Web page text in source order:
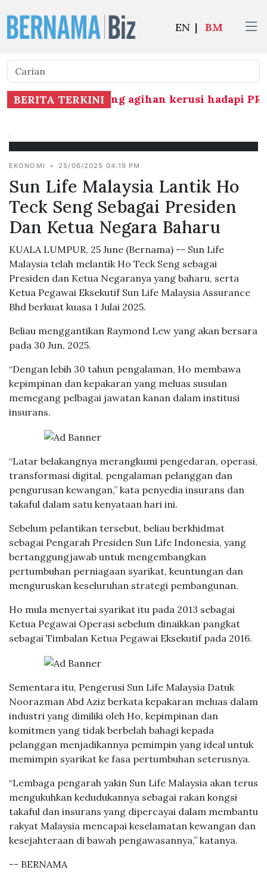
EN | BM
BERITA TERKINI
BN berhubung agihan kerusi hadapi
EKONOMI • 25/06/2025 04:19 PM
Sun Life Malaysia Lantik Ho
Teck Seng Sebagai Presiden
Dan Ketua Negara Baharu
KUALA LUMPUR, 25 June (Bernama) -- Sun Life
Malaysia telah melantik Ho Teck Seng sebagai
Presiden dan Ketua Negaranya yang baharu, serta
Ketua Pegawai Eksekutif Sun Life Malaysia Assurance
Bhd berkuat kuasa 1 Julai 2025.
Beliau menggantikan Raymond Lew yang akan bersara
pada 30 Jun, 2025.
“Dengan lebih 30 tahun pengalaman, Ho membawa
kepimpinan dan kepakaran yang meluas susulan
memegang pelbagai jawatan kanan dalam institusi
insurans.
“Latar belakangnya merangkumi pengedaran, operasi,
transformasi digital, pengalaman pelanggan dan
pengurusan kewangan,” kata penyedia insurans dan
takaful dalam satu kenyataan hari ini.
Sebelum pelantikan tersebut, beliau berkhidmat
sebagai Pengarah Presiden Sun Life Indonesia, yang
bertanggungjawab untuk mengembangkan
pertumbuhan perniagaan syarikat, keuntungan dan
menguruskan keseluruhan strategi pembangunan.
Ho mula menyertai syarikat itu pada 2013 sebagai
Ketua Pegawai Operasi sebelum dinaikkan pangkat
sebagai Timbalan Ketua Pegawai Eksekutif pada 2016.
Sementara itu, Pengerusi Sun Life Malaysia Datuk
Noorazman Abd Aziz berkata kepakaran meluas dalam
industri yang dimiliki oleh Ho, kepimpinan dan
komitmen yang tidak berbelah bahagi kepada
pelanggan menjadikannya pemimpin yang ideal untuk
memimpin syarikat ke fasa pertumbuhan seterusnya.
“Lembaga pengarah yakin Sun Life Malaysia akan terus
mengukuhkan kedudukannya sebagai rakan kongsi
takaful dan insurans yang dipercayai dalam membantu
rakyat Malaysia mencapai keselamatan kewangan dan
kesejahteraan di bawah pengawasannya,” katanya.
-- BERNAMA